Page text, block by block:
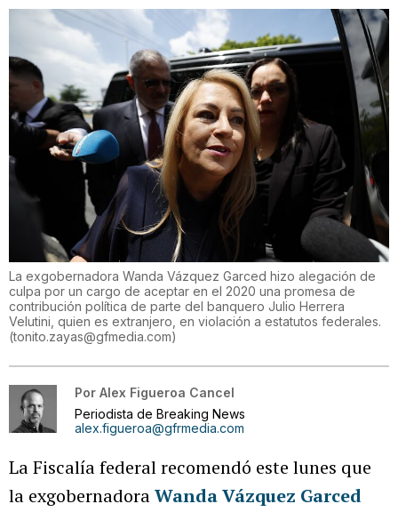
La exgobernadora Wanda Vázquez Garced hizo alegación de
culpa por un cargo de aceptar en el 2020 una promesa de
contribución política de parte del banquero Julio Herrera
Velutini, quien es extranjero, en violación a estatutos federales.
(tonito.zayas@gfmedia.com)
Por Alex Figueroa Cancel
Periodista de Breaking News
alex.figueroa@gfrmedia.com
La Fiscalía federal recomendó este lunes que
la exgobernadoraWanda Vázquez Garced